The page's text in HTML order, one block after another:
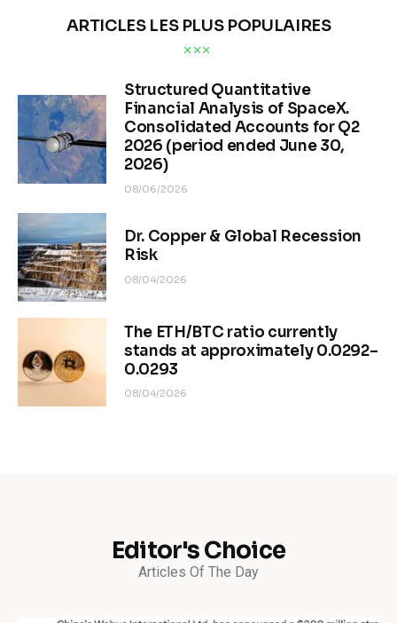
ARTICLES LES PLUS POPULAIRES
Structured Quantitative
Financial Analysis of SpaceX.
Consolidated Accounts for Q2
2026 (period ended June 30,
2026)
08/06/2026
Dr. Copper & Global Recession
Risk
08/04/2026
The ETH/BTC ratio currently
stands at approximately 0.0292–
0.0293
08/04/2026
Editor's Choice
Articles Of The Day